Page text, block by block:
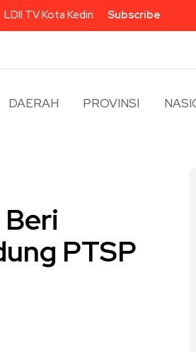
LDII TV Kota Kediri Subscribe
DAERAH PROVINSI
PTSP